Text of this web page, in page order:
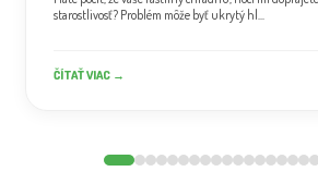
starostlivosť? Problém môže byť ukrytý hl...
ČÍTAŤ VIAC →